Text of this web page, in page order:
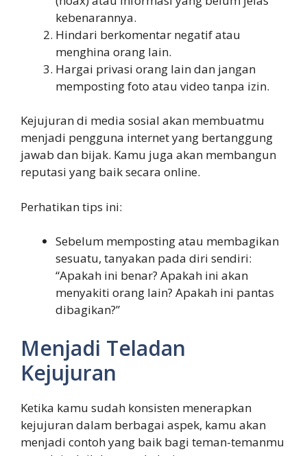
kebenarannya.
Hindari berkomentar negatif atau
menghina orang lain.
Hargai privasi orang lain dan jangan
memposting foto atau video tanpa izin.
Kejujuran di media sosial akan membuatmu
menjadi pengguna internet yang bertanggung
jawab dan bijak. Kamu juga akan membangun
reputasi yang baik secara online.
Perhatikan tips ini:
Sebelum memposting atau membagikan
sesuatu, tanyakan pada diri sendiri:
“Apakah ini benar? Apakah ini akan
menyakiti orang lain? Apakah ini pantas
dibagikan?”
Menjadi Teladan
Kejujuran
Ketika kamu sudah konsisten menerapkan
kejujuran dalam berbagai aspek, kamu akan
menjadi contoh yang baik bagi teman-temanmu